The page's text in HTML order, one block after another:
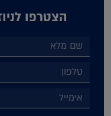
הצטרפו